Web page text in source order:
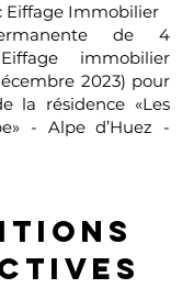
Eiffage Immobilier
de 4
immobilier
2023) pour
la résidence «Les
- Alpe d’Huez -